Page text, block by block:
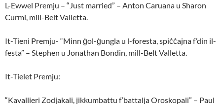
L-Ewwel Premju – “Just married” – Anton Caruana u Sharon
Curmi, mill-Belt Valletta.
It-Tieni Premju- “Minn ġol-ġungla u l-foresta, spiċċajna f’din il-
festa” – Stephen u Jonathan Bondin, mill-Belt Valletta.
It-Tielet Premju:
“Kavallieri Zodjakali, jikkumbattu f’battalja Oroskopali” – Paul